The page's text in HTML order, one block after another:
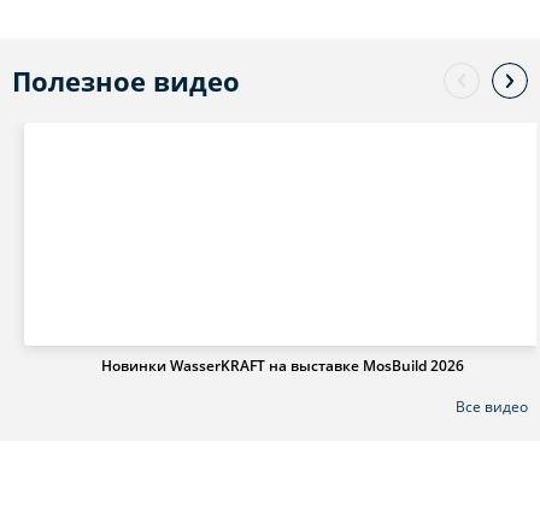
Полезное видео
Новинки WasserKRAFT на выставке MosBuild 2026
Все видео